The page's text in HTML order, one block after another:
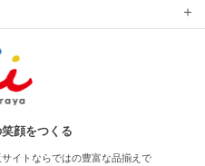
顔をつくる
イトならではの豊富な品揃えで